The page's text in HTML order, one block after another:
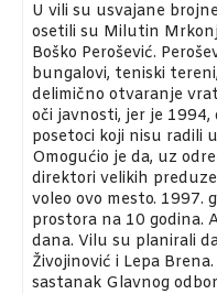
U vili su usvajane
osetili su Milutin
Boško Perošević.
bungalovi, teniski
delimično otvaranje
oči javnosti, jer je 1994,
posetoci koji nisu radili
Omogućio je da, uz
direktori velikih
voleo ovo mesto. 1997.
prostora na 10 godina.
dana. Vilu su planirali
Živojinović i Lepa
sastanak Glavnog